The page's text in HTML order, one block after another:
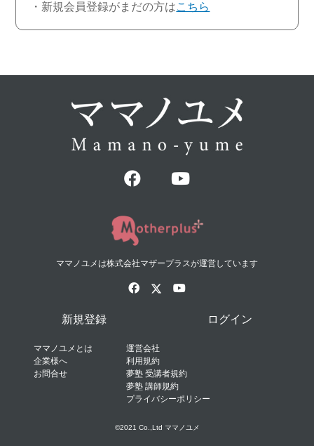
・新規会員登録がまだの方はこちら
ママノユメは株式会社マザープラスが運営しています
新規登録 ログイン
ママノユメとは
企業様へ
お問合せ
運営会社
利用規約
夢塾 受講者規約
夢塾 講師規約
プライバシーポリシー
©2021 Co.,Ltd ママノユメ